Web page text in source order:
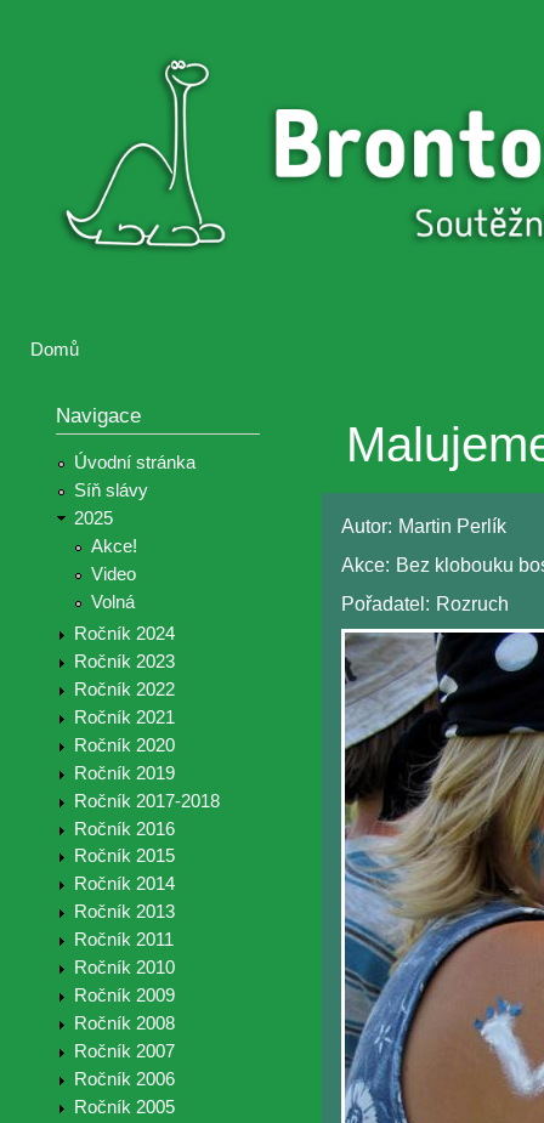
Brontosaurus
Brontosaurus
Domů
Navigace
Úvodní stránka
Síň slávy
2025
Akce!
Video
Volná
Ročník 2024
Ročník 2023
Ročník 2022
Ročník 2021
Ročník 2020
Ročník 2019
Ročník 2017-2018
Ročník 2016
Ročník 2015
Ročník 2014
Ročník 2013
Ročník 2011
Ročník 2010
Ročník 2009
Ročník 2008
Ročník 2007
Ročník 2006
Ročník 2005
Autor: Martin Perlík
Akce: Bez klobouku
Pořadatel: Rozruch